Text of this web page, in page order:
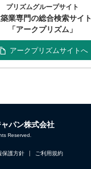
プリズムグループサイト
業専門の総合検索サイト
「アークプリズム」
アークプリズムサイトへ
パン株式会社
Reserved.
保護方針 ご利用規約